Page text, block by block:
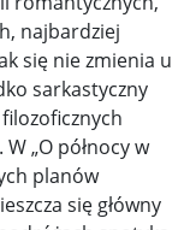
najbardziej
się nie zmienia u
sarkastyczny
„O północy w
planów
się główny